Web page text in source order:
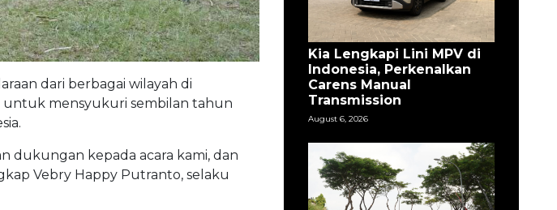
dari berbagai wilayah di
untuk mensyukuri sembilan tahun
dukungan kepada acara kami, dan
Vebry Happy Putranto, selaku
Kia Lengkapi Lini MPV di
Indonesia, Perkenalkan
Carens Manual
Transmission
August 6, 2026